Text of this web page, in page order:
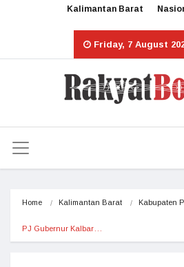
Kalimantan Barat
Friday, 7 August
Home Kalimantan Barat Kabupaten
PJ Gubernur Kalbar…